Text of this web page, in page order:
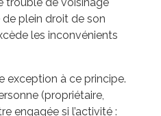
plein droit de son
les inconvénients
exception à ce principe.
(propriétaire,
engagée si l’activité :